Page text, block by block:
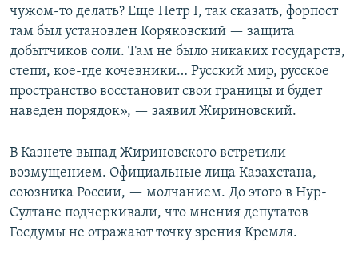
чужом-то делать? Еще Петр I, так сказать, форпост
там был установлен Коряковский — защита
добытчиков соли. Там не было никаких государств,
степи, кое-где кочевники… Русский мир, русское
пространство восстановит свои границы и будет
наведен порядок», — заявил Жириновский.
В Казнете выпад Жириновского встретили
возмущением. Официальные лица Казахстана,
союзника России, — молчанием. До этого в Нур-
Султане подчеркивали, что мнения депутатов
Госдумы не отражают точку зрения Кремля.